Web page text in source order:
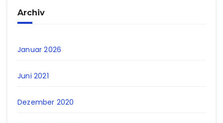
Archiv
Januar 2026
Juni 2021
Dezember 2020